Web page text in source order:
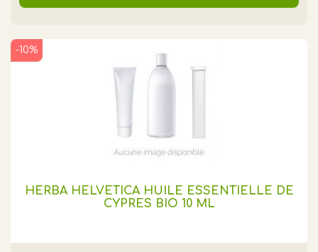
HERBA HELVETICA HUILE ESSENTIELLE DE
CYPRES BIO 10 ML
-10%